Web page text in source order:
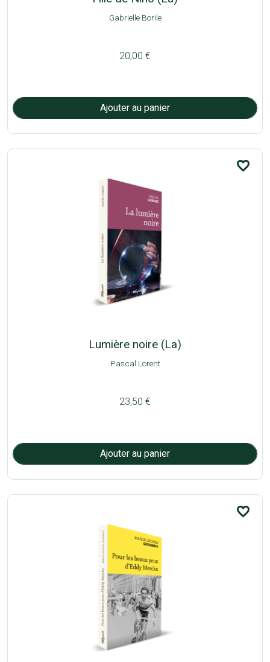
Gabrielle Borile
20,00 €
favorite_border
Lumière noire (La)
Pascal Lorent
23,50 €
favorite_border